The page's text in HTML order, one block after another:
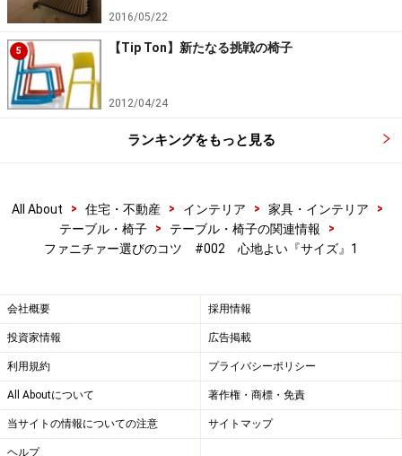
※記事内容は執筆時点のものです。最新の内容をご確認くださ
い。
2016/05/22
5 【Tip Ton】新たなる挑戦の椅子
2012/04/24
ランキングをもっと見る
All About > 住宅・不動産 > インテリア > 家具・インテリア
>
テーブル・椅子
> テーブル・椅子の関連情報
>
ファニチァー選びのコツ #002 心地よい『サイズ』1
会社概要 採用情報
投資家情報 広告掲載
利用規約 プライバシーポリシー
All Aboutについて 著作権・商標・免責
当サイトの情報についての注意 サイトマップ
ヘルプ